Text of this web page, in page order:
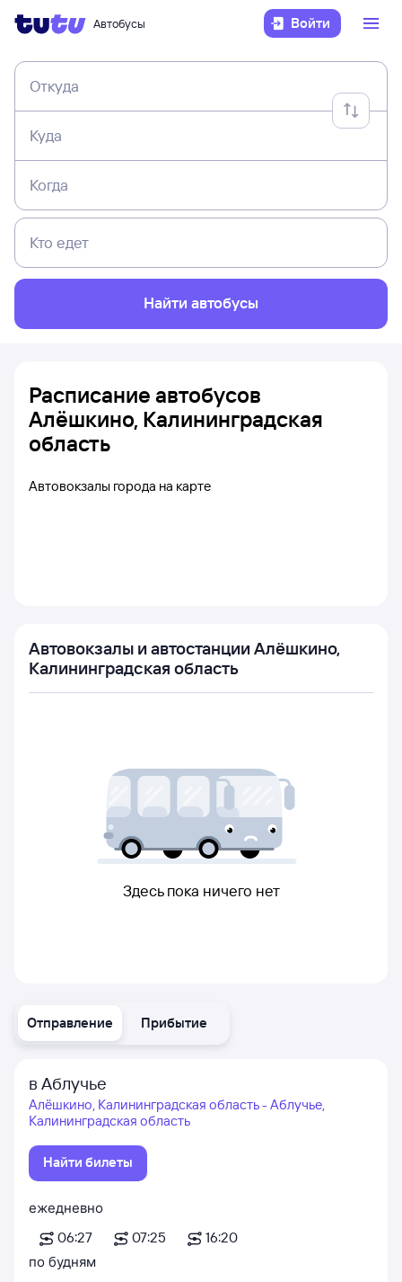
Автобусы Войти
Откуда
Куда
Когда
Кто едет
Найти автобусы
Отправление Прибытие
в Аблучье
Алёшкино, Калининградская область - Аблучье,
Калининградская область
Найти билеты
ежедневно
06:27
07:25
16:20
по будням
Расписание автобусов
Алёшкино, Калининградская
область
Автовокзалы города на карте
Автовокзалы и автостанции Алёшкино,
Калининградская область
Здесь пока ничего нет